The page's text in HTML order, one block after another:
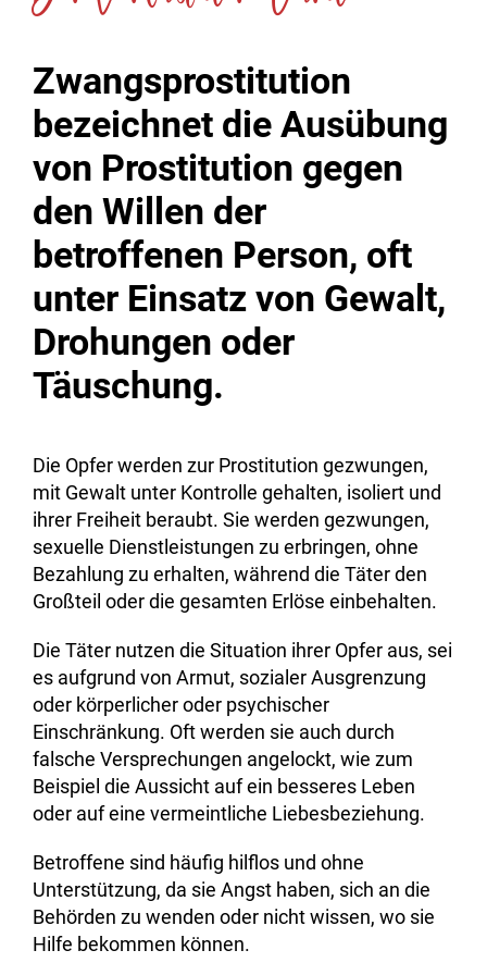
Zwangsprostitution
bezeichnet die Ausübung
von Prostitution gegen
den Willen der
betroffenen Person, oft
unter Einsatz von Gewalt,
Drohungen oder
Täuschung.
Die Opfer werden zur Prostitution gezwungen,
mit Gewalt unter Kontrolle gehalten, isoliert und
ihrer Freiheit beraubt. Sie werden gezwungen,
sexuelle Dienstleistungen zu erbringen, ohne
Bezahlung zu erhalten, während die Täter den
Großteil oder die gesamten Erlöse einbehalten.
Die Täter nutzen die Situation ihrer Opfer aus, sei
es aufgrund von Armut, sozialer Ausgrenzung
oder körperlicher oder psychischer
Einschränkung. Oft werden sie auch durch
falsche Versprechungen angelockt, wie zum
Beispiel die Aussicht auf ein besseres Leben
oder auf eine vermeintliche Liebesbeziehung.
Betroffene sind häufig hilflos und ohne
Unterstützung, da sie Angst haben, sich an die
Behörden zu wenden oder nicht wissen, wo sie
Hilfe bekommen können.